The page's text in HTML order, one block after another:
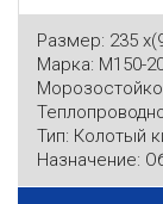
Размер: 235
Марка: М150-
Тип: Колотый
Назначение: